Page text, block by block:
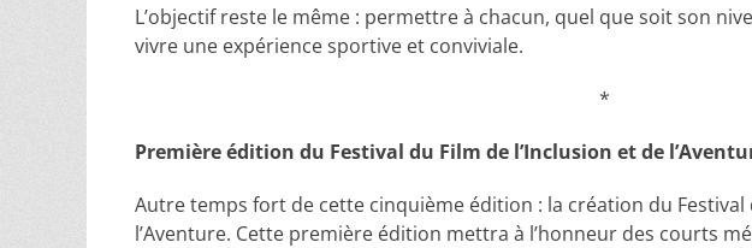
L’objectif reste le même : permettre à chacun, quel que soit son
vivre une expérience sportive et conviviale.
*
Première édition du Festival du Film de l’Inclusion et de
Autre temps fort de cette cinquième édition : la création du Festival
l’Aventure. Cette première édition mettra à l’honneur des courts